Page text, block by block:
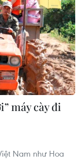
máy cày đi
Nam như Hoa